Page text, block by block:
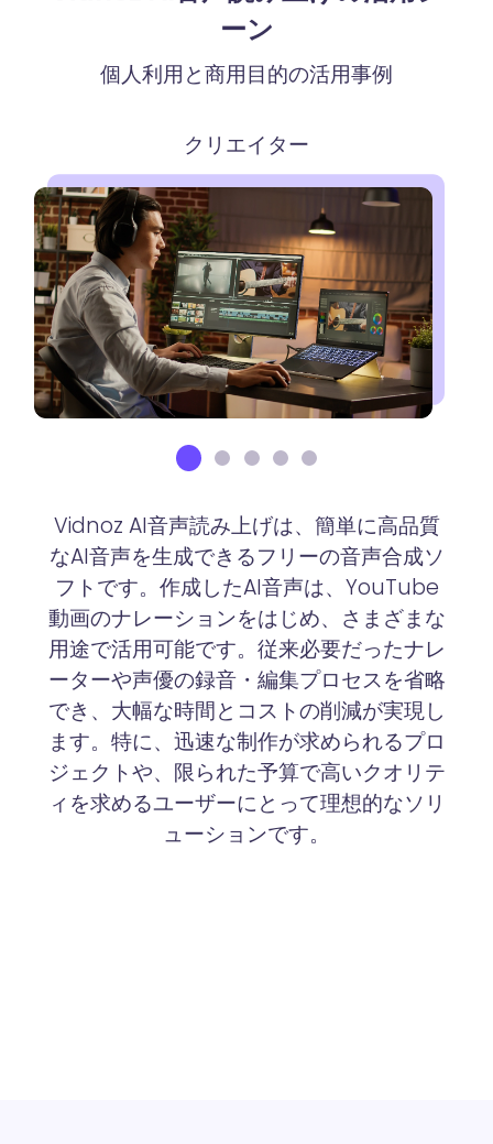
ーン
個人利用と商用目的の活用事例
クリエイター
Vidnoz AI音声読み上げは、簡単に高品質
なAI音声を生成できるフリーの音声合成ソ
フトです。作成したAI音声は、YouTube
動画のナレーションをはじめ、さまざまな
用途で活用可能です。従来必要だったナレ
ーターや声優の録音・編集プロセスを省略
でき、大幅な時間とコストの削減が実現し
ます。特に、迅速な制作が求められるプロ
ジェクトや、限られた予算で高いクオリテ
ィを求めるユーザーにとって理想的なソリ
ューションです。